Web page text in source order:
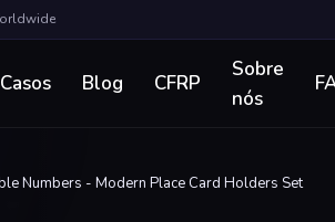
Casos Blog CFRP
Sobre
nós
Numbers - Modern Place Card Holders Set